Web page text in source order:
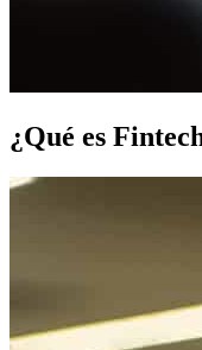
¿Qué es